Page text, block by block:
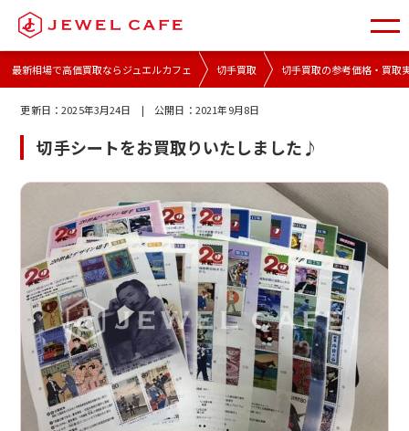
最新相場で高価買取ならジュエルカフェ 切手買取 切手買取の参考価格・買取
更新日：2025年3月24日 | 公開日： 2021年9月8日
切手シートをお買取りいたしました♪